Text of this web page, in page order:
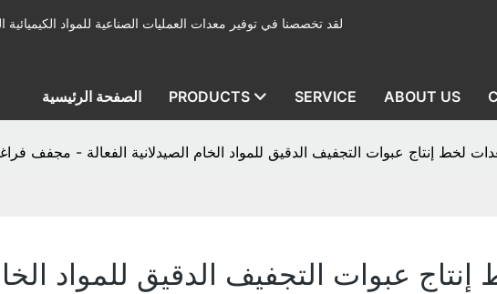
لقد تخصصنا في توفير معدات العمليات الصناعية للمواد الكيميائية
الصفحة الرئيسية PRODUCTS SERVICE ABOUT US
لخط إنتاج عبوات التجفيف الدقيق للمواد الخام الصيدلانية الفعالة - مجفف
عبوات التجفيف الدقيق للمواد